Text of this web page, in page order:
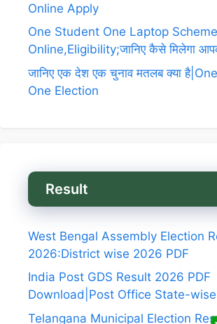
Online Apply
One Student One Laptop
Online,Eligibility;जानिए कैसे मिलेगा
जानिए एक देश एक चुनाव मतलब क्या
One Election
Result
West Bengal Assembly Election
2026:District wise 2026 PDF
India Post GDS Result 2026 PDF
Download|Post Office State-
Telangana Municipal Election